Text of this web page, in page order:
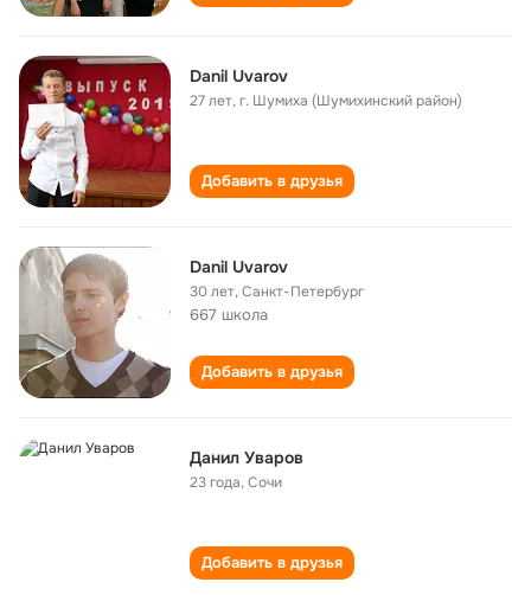
Danil Uvarov
27 лет,г. Шумиха (Шумихинский район)
Добавить в друзья
Danil Uvarov
30 лет,Санкт-Петербург
667 школа
Добавить в друзья
Данил Уваров
23 года,Сочи
Добавить в друзья